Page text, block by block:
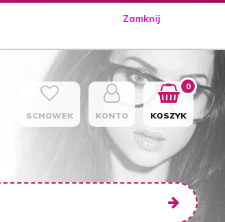
Zamknij
SCHOWEK KONTO KOSZYK
0